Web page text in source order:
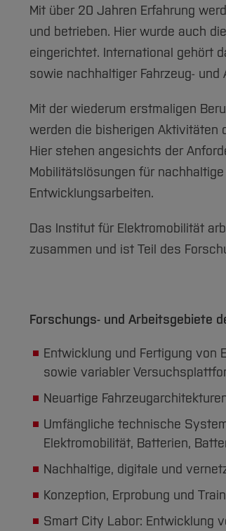
Mit über 20 Jahren Erfahrung
und betrieben. Hier wurde auch
eingerichtet. International gehört
sowie nachhaltiger Fahrzeug-
Mit der wiederum erstmaligen
werden die bisherigen Aktivitäten
Hier stehen angesichts der
Mobilitätslösungen für
Entwicklungsarbeiten.
Das Institut für Elektromobilität
zusammen und ist Teil des
Forschungs- und Arbeitsgebiete
Entwicklung und Fertigung von
sowie variabler
Neuartige
Umfängliche technische
Elektromobilität, Batterien,
Nachhaltige, digitale und
Konzeption, Erprobung und
Smart City Labor: Entwicklung